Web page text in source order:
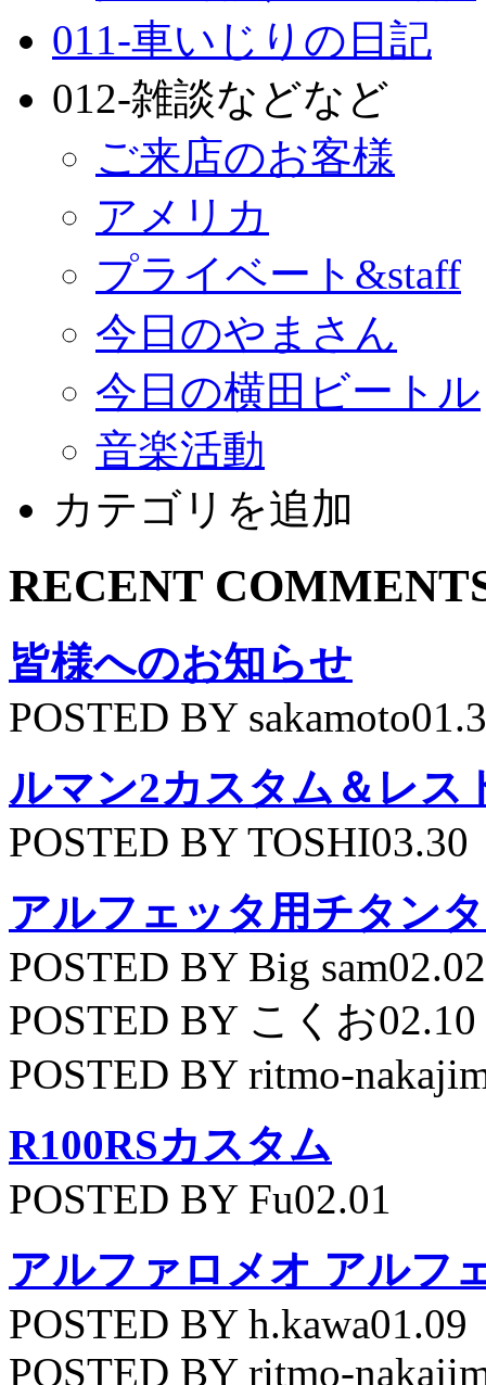
011-車いじりの日記
012-雑談などなど
ご来店のお客様
アメリカ
プライベート&staff
今日のやまさん
今日の横田ビートル
音楽活動
カテゴリを追加
RECENT
皆様へのお知らせ
POSTED BY
ルマン2カスタム＆レス
POSTED BY TOSHI03.30
アルフェッタ用チタン
POSTED BY Big sam02.02
POSTED BY こくお02.10
POSTED BY ritmo-
R100RSカスタム
POSTED BY Fu02.01
アルファロメオ アルフ
POSTED BY h.kawa01.09
POSTED BY ritmo-